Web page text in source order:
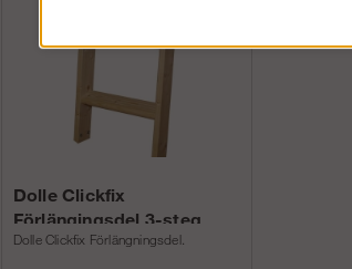
Dolle Clickfix
Förlängingsdel 3-steg
Dolle Clickfix Förlängningsdel.